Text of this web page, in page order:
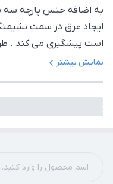
به اضافه جنس پارچه سه
ایجاد عرق در سمت
است پیشگیری می کند .
ضد تعریق ویلچر لرد
که فشار وارده از طریق
اسپاسم عضلات جلوگیری
یک بند نگهدارنده قابل
نمایش بیشتر